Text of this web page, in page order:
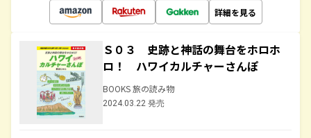
詳細を見る
Ｓ０３ 史跡と神話の舞台をホロホ
ロ！ ハワイカルチャーさんぽ
BOOKS 旅の読み物
2024.03.22 発売